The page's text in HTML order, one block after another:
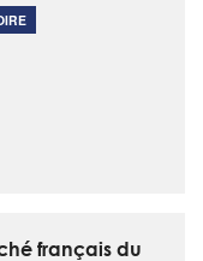
français du